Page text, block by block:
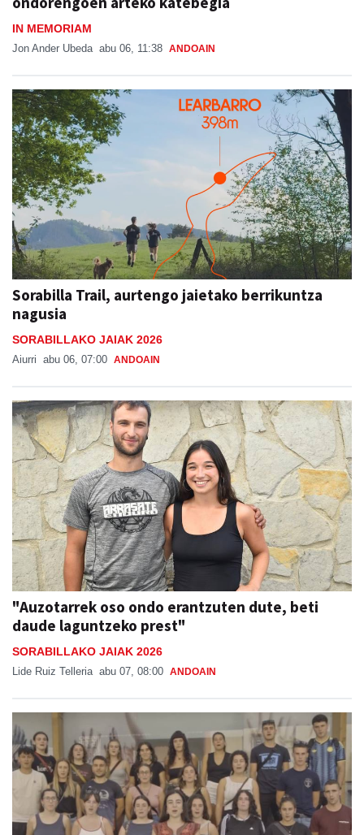
IN MEMORIAM
Jon Ander Ubeda abu 06, 11:38 ANDOAIN
Sorabilla Trail, aurtengo jaietako berrikuntza
nagusia
SORABILLAKO JAIAK 2026
Aiurri abu 06, 07:00 ANDOAIN
"Auzotarrek oso ondo erantzuten dute, beti
daude laguntzeko prest"
SORABILLAKO JAIAK 2026
Lide Ruiz Telleria abu 07, 08:00 ANDOAIN